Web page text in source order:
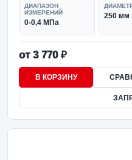
ДИАПАЗОН
ИЗМЕРЕНИЙ
0-0,4 МПа
250 мм
от 3 770 ₽
В КОРЗИНУ